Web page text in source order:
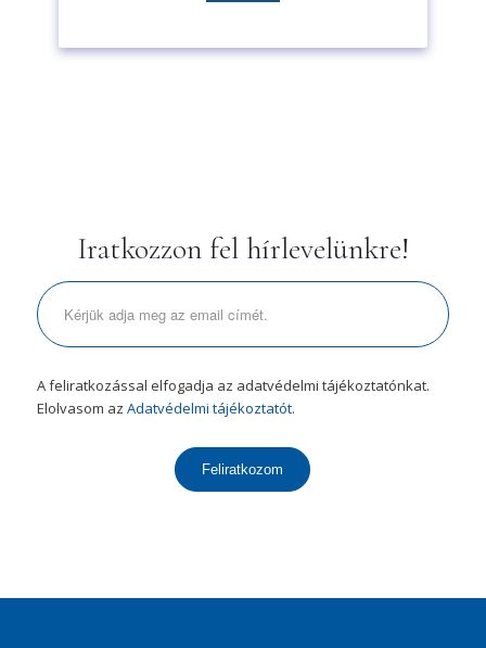
Iratkozzon fel hírlevelünkre!
A feliratkozással elfogadja az adatvédelmi tájékoztatónkat.
Elolvasom az Adatvédelmi tájékoztatót.
Feliratkozom